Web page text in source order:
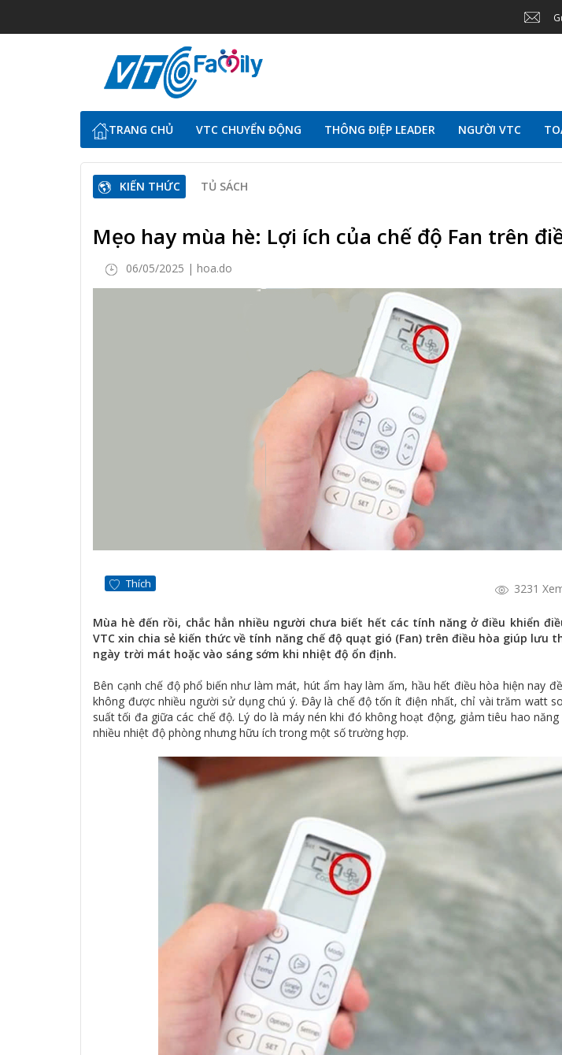
TRANG CHỦ VTC CHUYỂN ĐỘNG THÔNG ĐIỆP LEADER NGƯỜI VTC
KIẾN THỨC TỦ SÁCH
Mẹo hay mùa hè: Lợi ích của chế độ Fan trên
06/05/2025 | hoa.do
Thích 3231
Mùa hè đến rồi, chắc hẳn nhiều người chưa biết hết các tính năng ở điều khiển
VTC xin chia sẻ kiến thức về tính năng chế độ quạt gió (Fan) trên điều hòa giúp lưu
ngày trời mát hoặc vào sáng sớm khi nhiệt độ ổn định.
Bên cạnh chế độ phổ biến như làm mát, hút ẩm hay làm ấm, hầu hết điều hòa hiện nay
không được nhiều người sử dụng chú ý. Đây là chế độ tốn ít điện nhất, chỉ vài trăm watt
suất tối đa giữa các chế độ. Lý do là máy nén khi đó không hoạt động, giảm tiêu hao
nhiều nhiệt độ phòng nhưng hữu ích trong một số trường hợp.